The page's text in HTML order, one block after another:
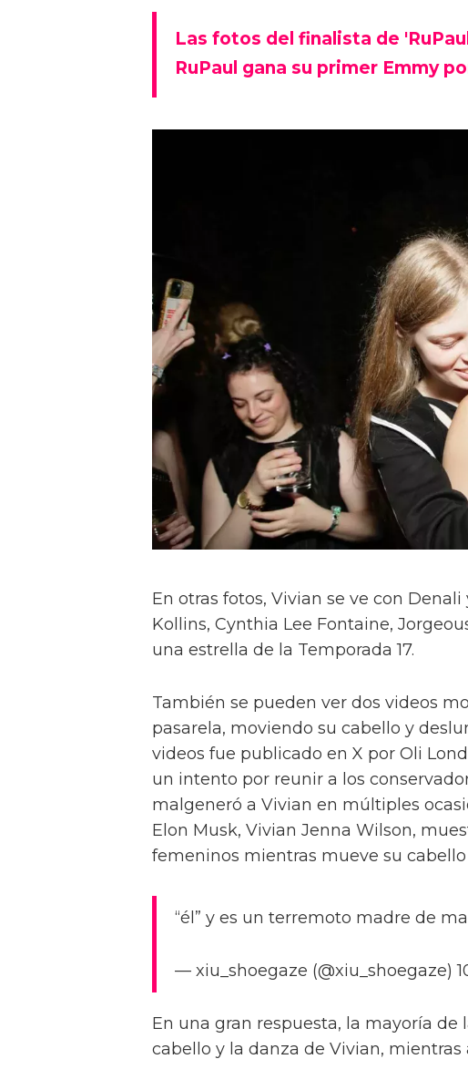
Las fotos del finalista de
RuPaul gana su primer Emmy
En otras fotos, Vivian se ve con
Kollins, Cynthia Lee Fontaine,
una estrella de la Temporada 17.
También se pueden ver dos videos
pasarela, moviendo su cabello y
videos fue publicado en X por Oli
un intento por reunir a los
malgeneró a Vivian en múltiples
Elon Musk, Vivian Jenna Wilson,
femeninos mientras mueve su cabello
“él” y es un terremoto madre de
— xiu_shoegaze (@xiu_shoegaze)
En una gran respuesta, la mayoría de
cabello y la danza de Vivian, mientras